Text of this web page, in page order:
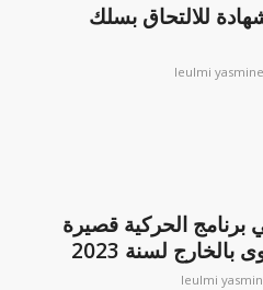
للالتحاق بسلك
leulmi yasmine
برنامج الحركية قصيرة
لسنة 2023
leulmi